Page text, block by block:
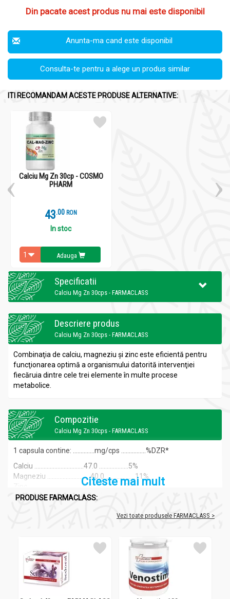
Din pacate acest produs nu mai este disponibil
Anunta-ma cand este disponibil
Consulta-te pentru a alege un produs similar
ITI RECOMANDAM ACESTE PRODUSE ALTERNATIVE:
Calciu Mg Zn 30cp - COSMO
PHARM
43.0 RON
In stoc
Adauga
Specificatii
Calciu Mg Zn 30cps - FARMACLASS
Descriere produs
Calciu Mg Zn 30cps - FARMACLASS
Combinaţia de calciu, magneziu şi zinc este eficientă pentru
funcţionarea optimă a organismului datorită intervenţiei
fiecăruia dintre cele trei elemente în multe procese
metabolice.
Compozitie
Calciu Mg Zn 30cps - FARMACLASS
1 capsula contine: ..............mg/cps ................%DZR*
Calciu ................................47.0 ...................5%
Magneziu ............................40.0 ...................11%
Zinc ...................................5.0 ....................33%
Intervine favorabil în creşterea şi dezvoltarea armonioasă a
oaselor, funcţionarea optimă a inimii, sistemului reproducător.
Influenţează în sens pozitiv sistemul neurologic, dezvoltarea
sistemului muscular. Este util pentru menţinerea sănătăţii pielii,
Citeste mai mult
PRODUSE FARMACLASS:
Vezi toate produsele FARMACLASS >